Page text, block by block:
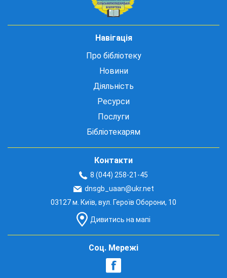
Навігація
Про бібліотеку
Новини
Діяльність
Ресурси
Послуги
Бібліотекарям
Контакти
8 (044) 258-21-45
dnsgb_uaan@ukr.net
03127 м. Київ, вул. Героїв Оборони, 10
Дивитись на мапі
Соц. Мережі